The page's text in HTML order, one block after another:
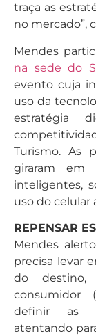
traça as
no mercado”,
Mendes
na sede do
evento cuja
uso da
estratégia
Turismo. As
giraram em
inteligentes,
uso do celular
REPENSAR
Mendes
precisa levar
do destino,
consumidor
definir as
atentando